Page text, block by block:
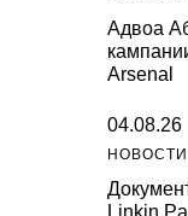
Адвоа
Arsenal
04.08.26
НОВОСТИ
Linkin